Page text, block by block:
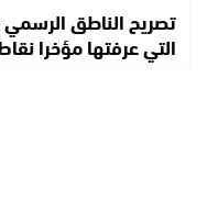
تصريح الناطق الرسمي
التي عرفتها مؤخرا